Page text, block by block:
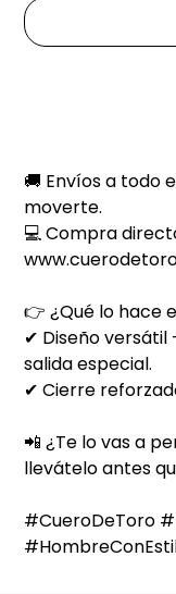
🚚 Envíos a todo
moverte.
💻 Compra
👉 ¿Qué lo hace
✔ Diseño versátil
salida especial.
✔ Cierre
📲 ¿Te lo vas a
llevátelo antes
#CueroDeToro